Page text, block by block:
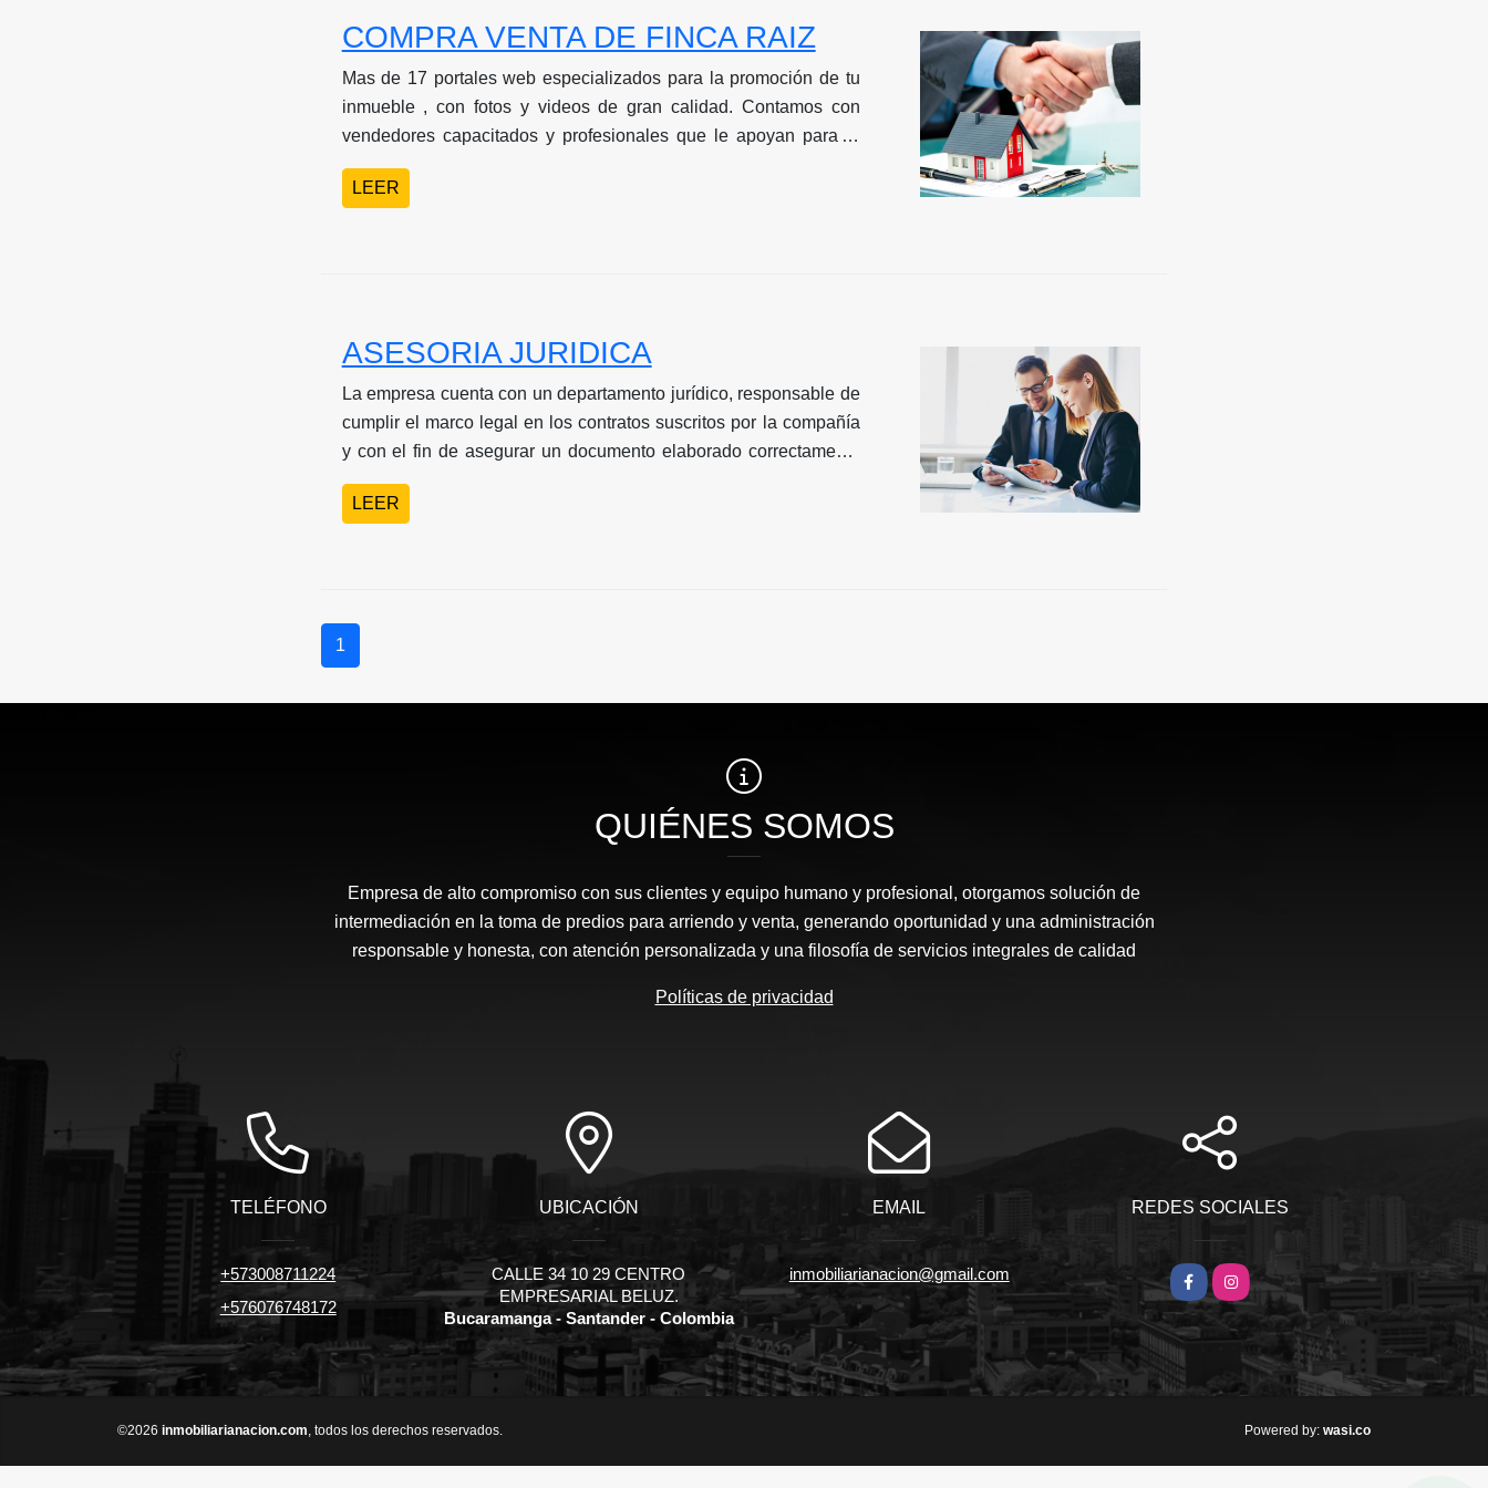
COMPRA VENTA DE FINCA RAIZ
Mas de 17 portales web especializados para la promoción de tu
inmueble , con fotos y videos de gran calidad. Contamos con
vendedores capacitados y profesionales que le apoyan para la
negociación de su inmueble Trámite notarial y acompañamiento
jurídico.
LEER
ASESORIA JURIDICA
La empresa cuenta con un departamento jurídico, responsable de
cumplir el marco legal en los contratos suscritos por la compañía
y con el fin de asegurar un documento elaborado correctamente
en cuanto a información y datos.
LEER
1
QUIÉNES SOMOS
Empresa de alto compromiso con sus clientes y equipo humano y profesional, otorgamos solución de
intermediación en la toma de predios para arriendo y venta, generando oportunidad y una administración
responsable y honesta, con atención personalizada y una filosofía de servicios integrales de calidad
Políticas de privacidad
TELÉFONO
+573008711224
+576076748172
UBICACIÓN
CALLE 34 10 29 CENTRO
EMPRESARIAL BELUZ.
Bucaramanga - Santander - Colombia
EMAIL
inmobiliarianacion@gmail.com
REDES SOCIALES
Facebook
Instagram
©2026 inmobiliarianacion.com, todos los derechos reservados. Powered by: wasi.co